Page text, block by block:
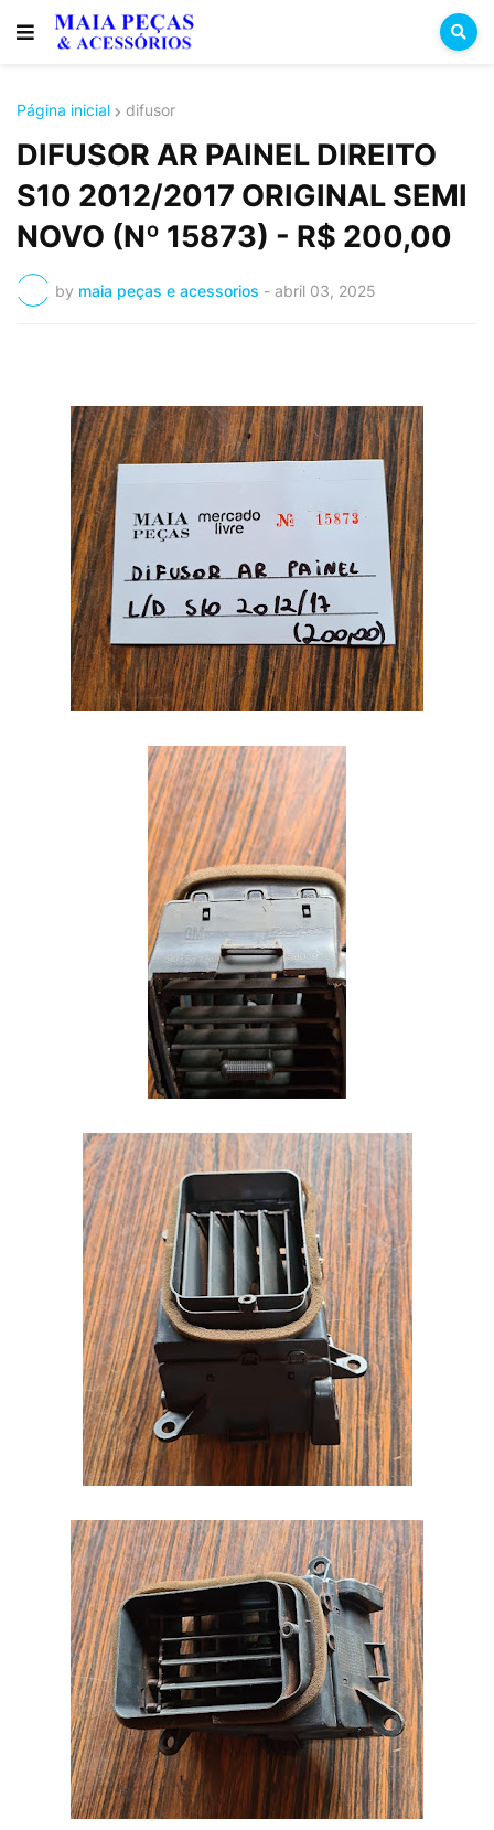
Página inicial difusor
DIFUSOR AR PAINEL DIREITO
S10 2012/2017 ORIGINAL SEMI
NOVO (Nº 15873) - R$ 200,00
by maia peças e acessorios - abril 03, 2025